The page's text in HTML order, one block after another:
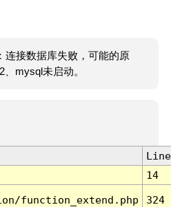
连接数据库失败，可能的原
mysql未启动。
Line
14
function_extend.php 324